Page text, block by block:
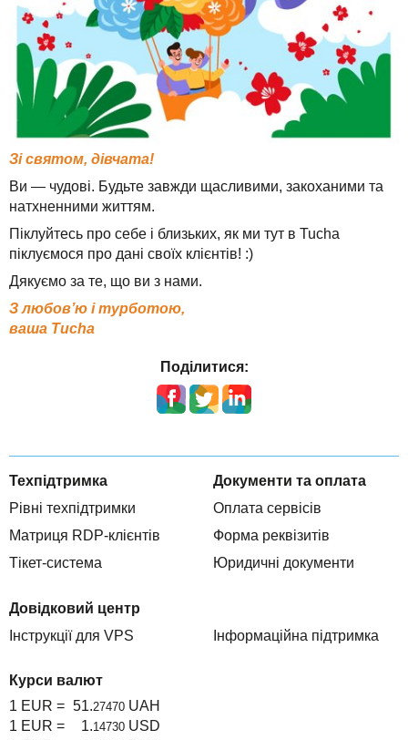
TuchaHosting
TuchaSync
Реселінг хостингу
Контакти
Техпідтримка
Інструкції
FAQ
Інтерв'ю
Авторська колонка
Акції
Зі святом, дівчата!
Ви — чудові. Будьте завжди щасливими, закоханими та
натхненними життям.
Піклуйтесь про себе і близьких, як ми тут в Tucha
піклуємося про дані своїх клієнтів! :)
Дякуємо за те, що ви з нами.
З любов’ю і турботою,
ваша Tucha
Поділитися:
Техпідтримка
Рівні техпідтримки
Матриця RDP-клієнтів
Тікет-система
Документи та оплата
Оплата сервісів
Форма реквізитів
Юридичні документи
Довідковий центр
Інструкції для VPS
Інформаційна підтримка
Курси валют
1 EUR = 51.27470 UAH
1 EUR =
1.14730 USD